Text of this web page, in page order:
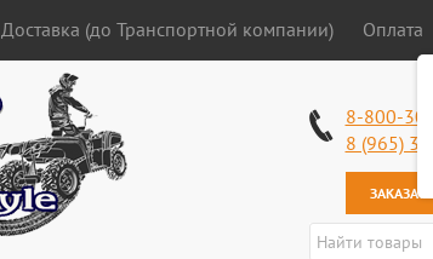
Доставка (до Транспортной компании) Оплата
8-800-
8 (965)